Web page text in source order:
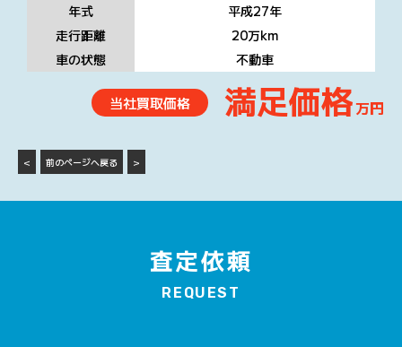
年式 平成27年
走行距離
20万km
車の状態
不動車
当社買取価格 満足価格万円
< 前のページへ戻る >
査定依頼
REQUEST